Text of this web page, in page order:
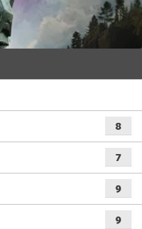
8
7
9
9